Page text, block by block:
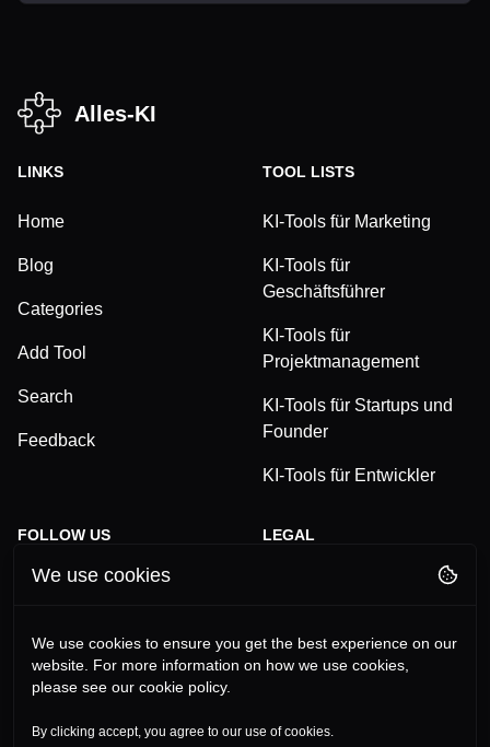
Alles-KI
LINKS
Home
Blog
Categories
Add Tool
Search
Feedback
TOOL LISTS
KI-Tools für Marketing
KI-Tools für
Geschäftsführer
KI-Tools für
Projektmanagement
KI-Tools für Startups und
Founder
KI-Tools für Entwickler
FOLLOW US
TikTok
YouTube
LEGAL
Imprint
We use cookies
We use cookies to ensure you get the best experience on our
website. For more information on how we use cookies,
please see our cookie policy.
By clicking accept, you agree to our use of cookies.